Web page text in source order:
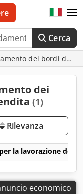
Cerca
dei bordi dei
dei
(1)
Rilevanza
la lavorazione del
economico